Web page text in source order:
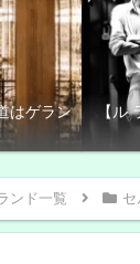
はゲラン
【ル
ンド一覧 セ